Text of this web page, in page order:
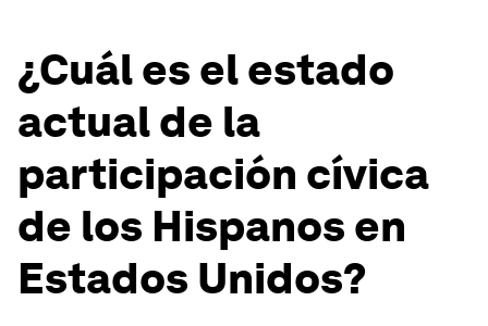
¿Cuál es el estado
actual de la
participación cívica
de los Hispanos en
Estados Unidos?